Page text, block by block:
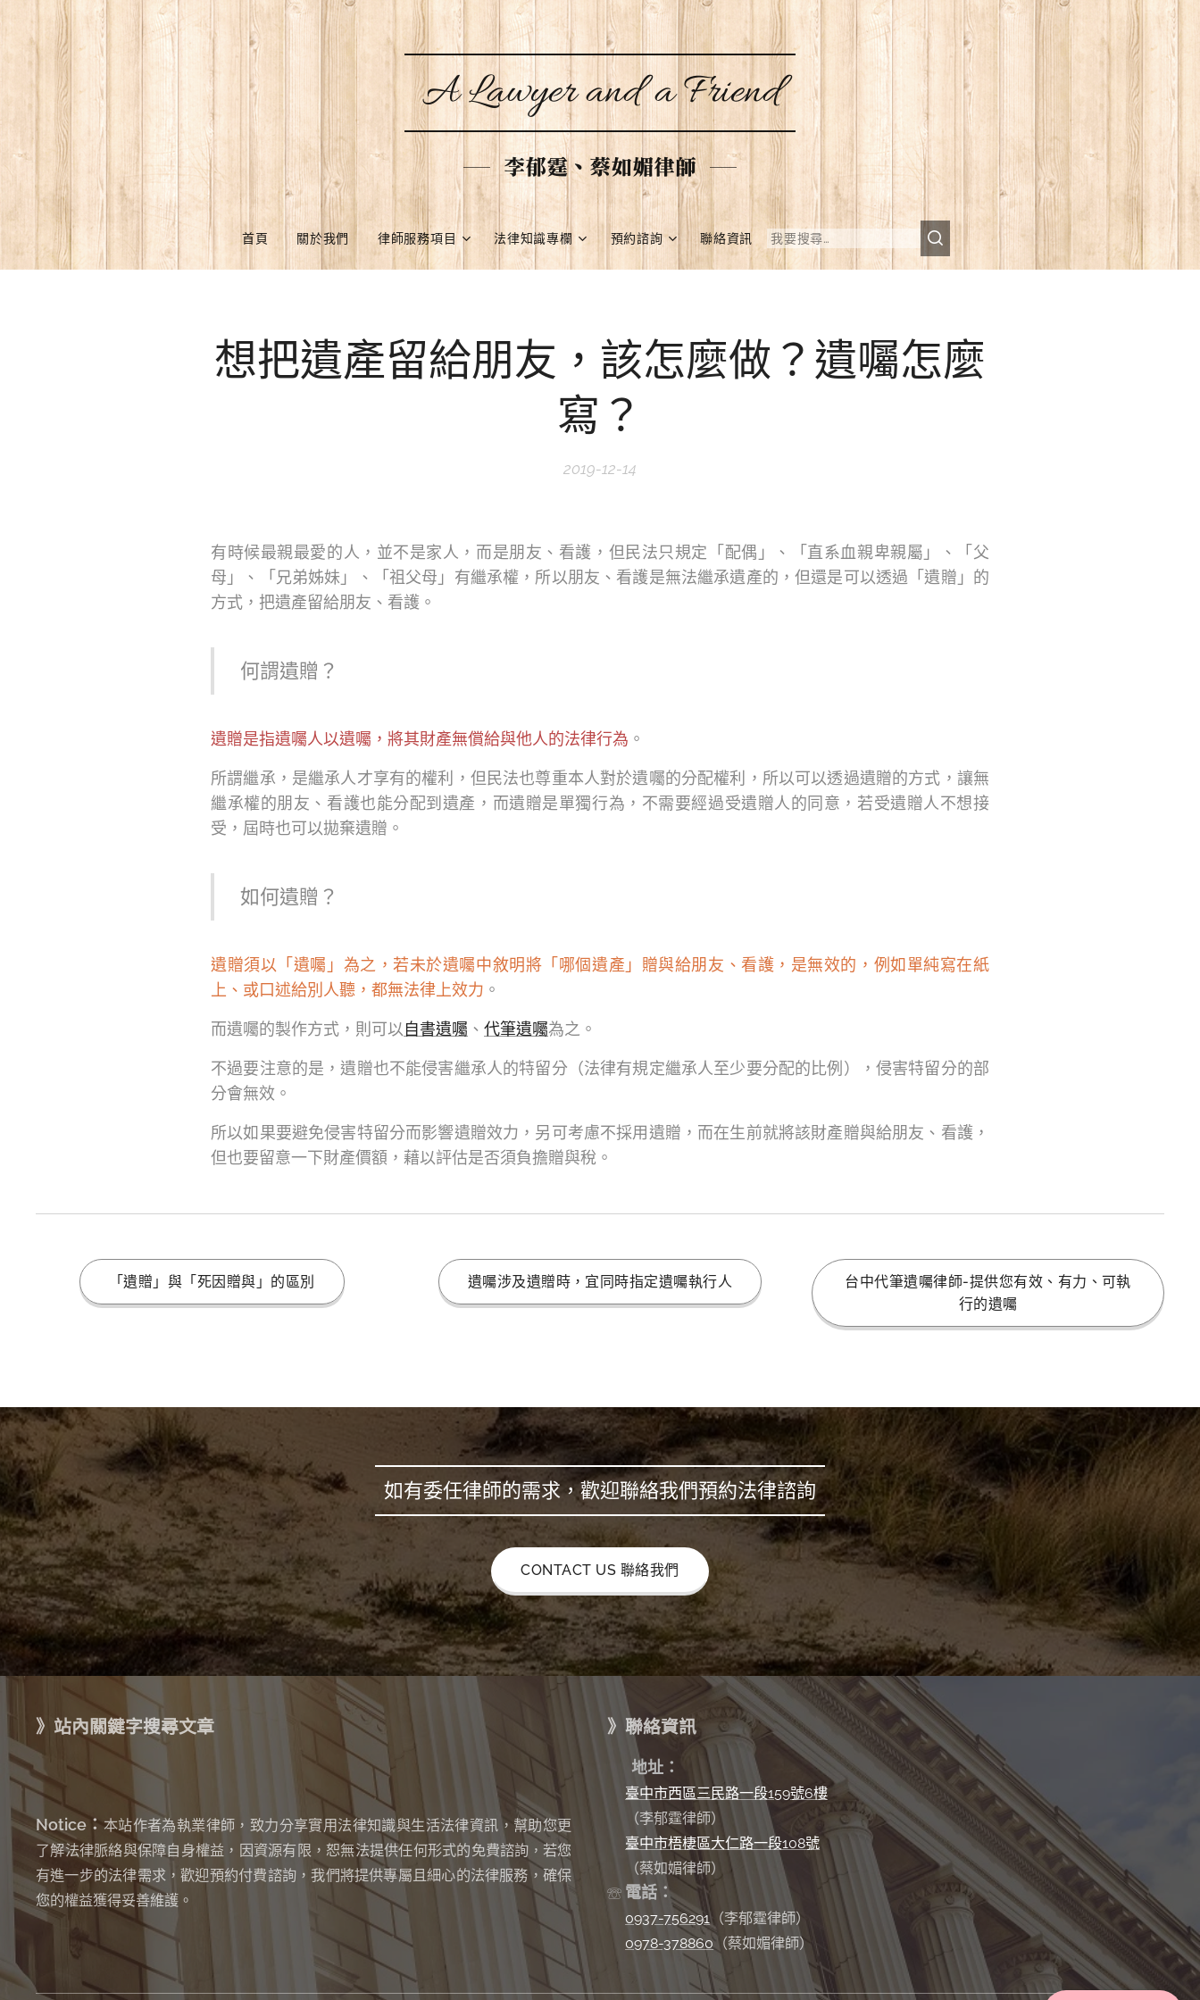
A Lawyer and a Friend
李郁霆、蔡如媚律師
首頁 關於我們 律師服務項目 法律知識專欄 預約諮詢 聯絡資訊
想把遺產留給朋友，該怎麼做？遺囑怎麼
寫？
2019-12-14
有時候最親最愛的人，並不是家人，而是朋友、看護，但民法只規定「配偶」、「直系血親卑親屬」、「父
母」、「兄弟姊妹」、「祖父母」有繼承權，所以朋友、看護是無法繼承遺產的，但還是可以透過「遺贈」的
方式，把遺產留給朋友、看護。
何謂遺贈？
遺贈是指遺囑人以遺囑，將其財產無償給與他人的法律行為 。
所謂繼承，是繼承人才享有的權利，但民法也尊重本人對於遺囑的分配權利，所以可以透過遺贈的方式，讓無
繼承權的朋友、看護也能分配到遺產，而遺贈是單獨行為，不需要經過受遺贈人的同意，若受遺贈人不想接
受，屆時也可以拋棄遺贈。
如何遺贈？
遺贈須以「遺囑」為之，若未於遺囑中敘明將「哪個遺產」贈與給朋友、看護，是無效的，例如單純寫在紙
上、或口述給別人聽，都無法律上效力 。
而遺囑的製作方式，則可以 自書遺囑 、 代筆遺囑為之。
不過要注意的是，遺贈也不能侵害繼承人的特留分（法律有規定繼承人至少要分配的比例），侵害特留分的部
分會無效。
所以如果要避免侵害特留分而影響遺贈效力，另可考慮不採用遺贈，而在生前就將該財產贈與給朋友、看護，
但也要留意一下財產價額，藉以評估是否須負擔贈與稅。
「遺贈」與「死因贈與」的區別 遺囑涉及遺贈時，宜同時指定遺囑執行人
台中代筆遺囑律師-提供您有效、有力、可執
行的遺囑
如有委任律師的需求，歡迎聯絡我們預約法律諮詢
CONTACT US 聯絡我們
》站內關鍵字搜尋文章
Notice：本站作者為執業律師，致力分享實用法律知識與生活法律資訊，幫助您更
了解法律脈絡與保障自身權益，因資源有限，恕無法提供任何形式的免費諮詢 ， 若您
有進一步的法律需求，歡迎預約付費諮詢，我們將提供專屬且細心的法律服務，確保
您的權益獲得妥善維護。
》聯絡資訊
✉地址：
臺中市西區三民路一段159號6樓
（李郁霆律師）
臺中市梧棲區大仁路一段108號
（蔡如媚律師）
☏ 電話：
0937-756291（李郁霆律師）
0978-378860（蔡如媚律師）